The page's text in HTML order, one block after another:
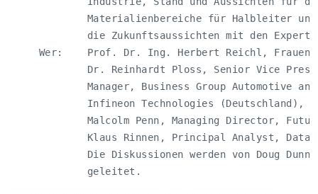
Materialienbereiche für Halbleiter
die Zukunftsaussichten mit den
Wer:    Prof. Dr. Ing. Herbert Reichl,
Dr. Reinhardt Ploss, Senior Vice
Manager, Business Group Automotive
Infineon Technologies (Deutschland),
Malcolm Penn, Managing Director,
Klaus Rinnen, Principal Analyst,
Die Diskussionen werden von Doug
             geleitet.